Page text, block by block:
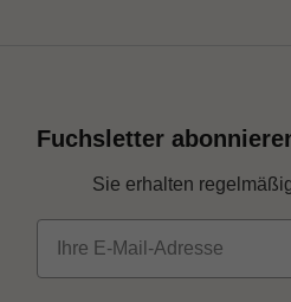
Fuchsletter
Sie erhalten
E-Mail